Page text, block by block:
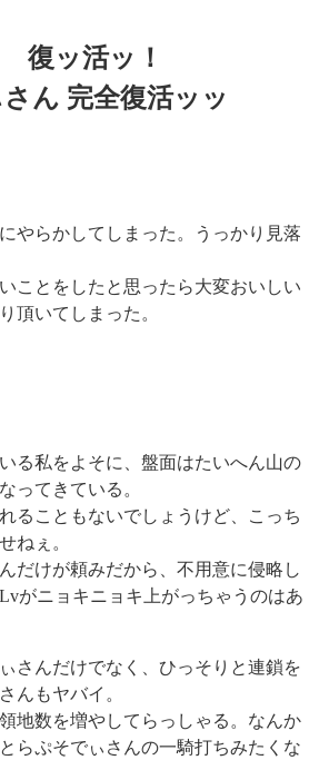
ッ活ッ！
ん 完全復活ッッ
やらかしてしまった。うっかり見落
ことをしたと思ったら大変おいしい
頂いてしまった。
る私をよそに、盤面はたいへん山の
ってきている。
ることもないでしょうけど、こっち
ねぇ。
だけが頼みだから、不用意に侵略し
がニョキニョキ上がっちゃうのはあ
さんだけでなく、ひっそりと連鎖を
んもヤバイ。
地数を増やしてらっしゃる。なんか
らぷそでぃさんの一騎打ちみたくな